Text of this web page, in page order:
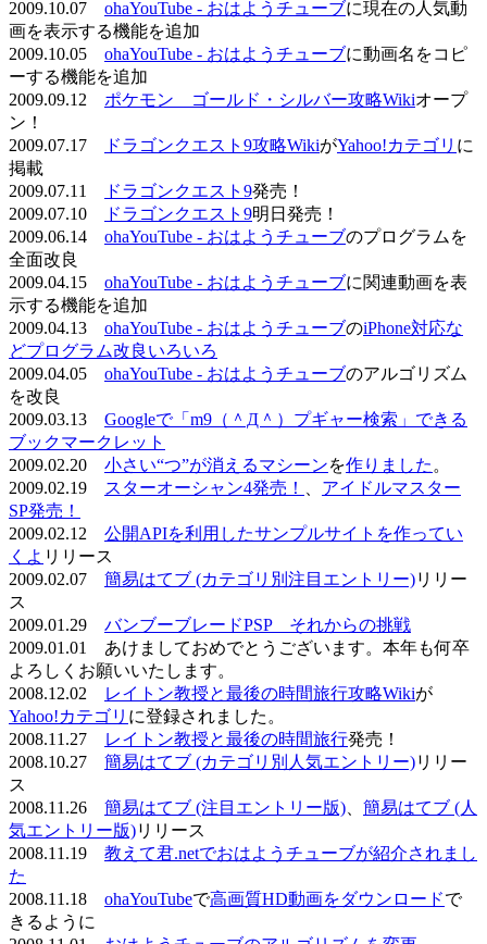
2009.10.07 ohaYouTube - おはようチューブに現在の人気動
画を表示する機能を追加
2009.10.05 ohaYouTube - おはようチューブに動画名をコピ
ーする機能を追加
2009.09.12 ポケモン ゴールド・シルバー攻略Wikiオープ
ン！
2009.07.17
ドラゴンクエスト9攻略WikiがYahoo!カテゴリ に
掲載
2009.07.11
ドラゴンクエスト9発売！
2009.07.10
ドラゴンクエスト9明日発売！
2009.06.14 ohaYouTube - おはようチューブのプログラムを
全面改良
2009.04.15 ohaYouTube - おはようチューブに関連動画を表
示する機能を追加
2009.04.13 ohaYouTube - おはようチューブのiPhone対応な
どプログラム改良いろいろ
2009.04.05 ohaYouTube - おはようチューブのアルゴリズム
を改良
2009.03.13 Googleで「m9（＾Д＾）プギャー検索」できる
ブックマークレット
2009.02.20 小さい“つ”が消えるマシーンを作りました 。
2009.02.19
スターオーシャン4発売！
アイドルマスター
SP発売！
2009.02.12 公開APIを利用したサンプルサイトを作ってい
くよ リリース
2009.02.07 簡易はてブ (カテゴリ別注目エントリー)リリー
ス
2009.01.29 バンブーブレードPSP それからの挑戦
2009.01.01 あけましておめでとうございます。本年も何卒
よろしくお願いいたします。
2008.12.02
レイトン教授と最後の時間旅行攻略Wikiが
Yahoo!カテゴリ に登録されました。
2008.11.27
レイトン教授と最後の時間旅行発売！
2008.10.27 簡易はてブ (カテゴリ別人気エントリー)リリー
ス
2008.11.26 簡易はてブ (注目エントリー版)
簡易はてブ (人
気エントリー版)リリース
2008.11.19 教えて君.netでおはようチューブが紹介されまし
た
2008.11.18 ohaYouTubeで高画質HD動画をダウンロードで
きるように